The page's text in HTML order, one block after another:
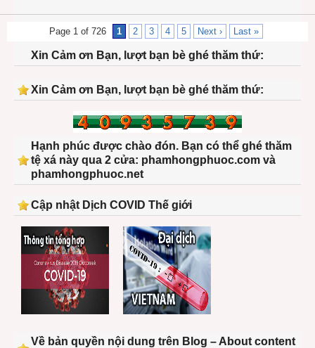
Page 1 of 726 1 2 3 4 5 Next › Last »
Xin Cảm ơn Bạn, lượt bạn bè ghé thăm thứ:
Xin Cảm ơn Bạn, lượt bạn bè ghé thăm thứ:
Hạnh phúc được chào đón. Bạn có thể ghé thăm
tệ xá này qua 2 cửa: phamhongphuoc.com và
phamhongphuoc.net
Cập nhật Dịch COVID Thế giới
Về bản quyền nội dung trên Blog – About content